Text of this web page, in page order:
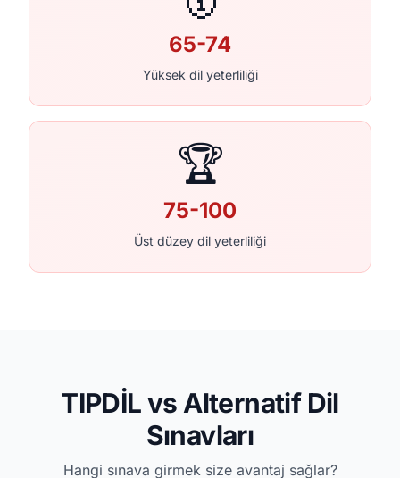
65-74
Yüksek dil yeterliliği
🏆
75-100
Üst düzey dil yeterliliği
TIPDİL vs Alternatif Dil
Sınavları
Hangi sınava girmek size avantaj sağlar?